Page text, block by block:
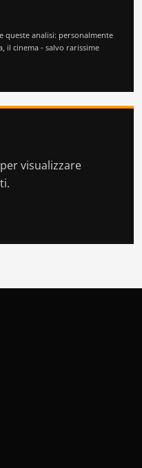
queste analisi: personalmente
il cinema - salvo rarissime
visualizzare